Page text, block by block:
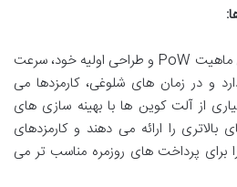
شبکه بیت کوین به دلیل ماهیت PoW و طراحی اولیه خود، سرعت
و در زمان های شلوغی، کارمزدها می
از آلت کوین ها با بهینه سازی های
را ارائه می دهند و کارمزدهای
برای پرداخت های روزمره مناسب تر می